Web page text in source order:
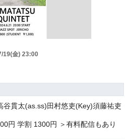
19(金) 23:00
貫太(as.ss)田村悠吏(Key)須藤祐吏
円 学割 1300円 ＞有料配信もあり